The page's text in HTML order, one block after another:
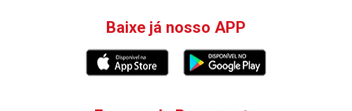
Baixe já nosso APP